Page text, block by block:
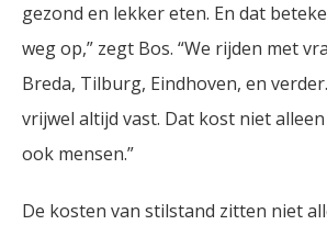
gezond en lekker eten. En dat
weg op,” zegt Bos. “We rijden met
Breda, Tilburg, Eindhoven, en
vrijwel altijd vast. Dat kost niet
ook mensen.”
De kosten van stilstand zitten niet